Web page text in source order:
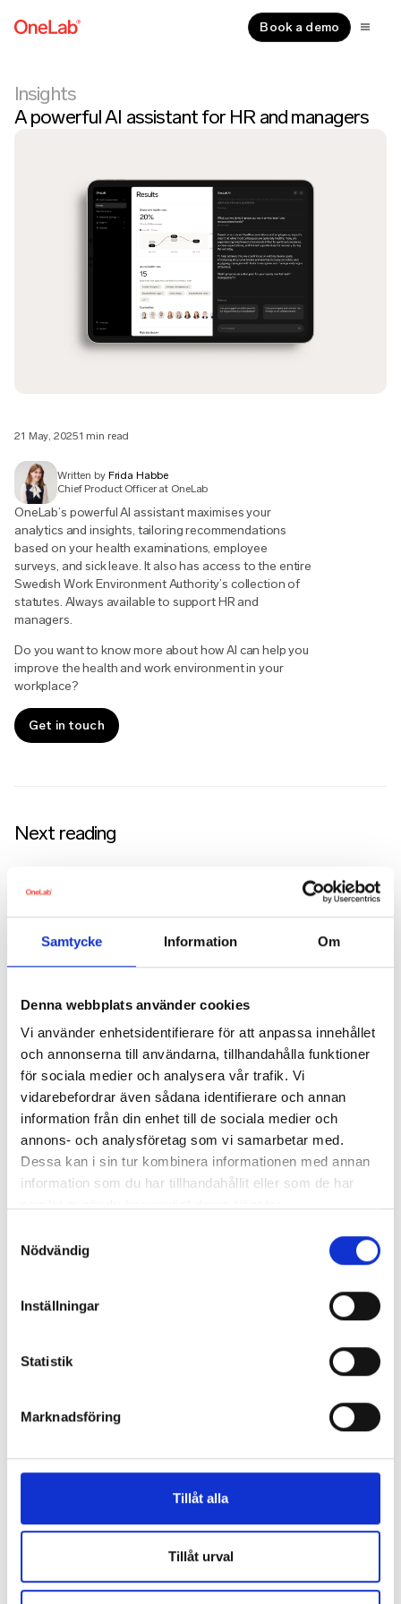
Samtycke Information Om
Denna webbplats använder cookies
Vi använder enhetsidentifierare för att anpassa innehållet
och annonserna till användarna, tillhandahålla funktioner
för sociala medier och analysera vår trafik. Vi
vidarebefordrar även sådana identifierare och annan
information från din enhet till de sociala medier och
annons- och analysföretag som vi samarbetar med.
Dessa kan i sin tur kombinera informationen med annan
information som du har tillhandahållit eller som de har
Nödvändig
Inställningar
Statistik
Marknadsföring
Tillåt alla
Tillåt urval
Book a demo
Insights
A powerful AI assistant for HR and managers
21 May, 20251 min read
Written by Frida Habbe
Chief Product Officer at OneLab
OneLab’s powerful AI assistant maximises your
analytics and insights, tailoring recommendations
based on your health examinations, employee
surveys, and sick leave. It also has access to the entire
Swedish Work Environment Authority’s collection of
statutes. Always available to support HR and
managers.
Do you want to know more about how AI can help you
improve the health and work environment in your
workplace?
Get in touch
Next reading
Case study2 July, 2019
Grant Thornton increased participation with OneLab